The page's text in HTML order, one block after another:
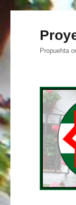
Propuehta